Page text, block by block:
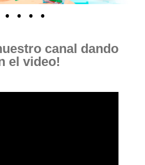
canal dando
el video!